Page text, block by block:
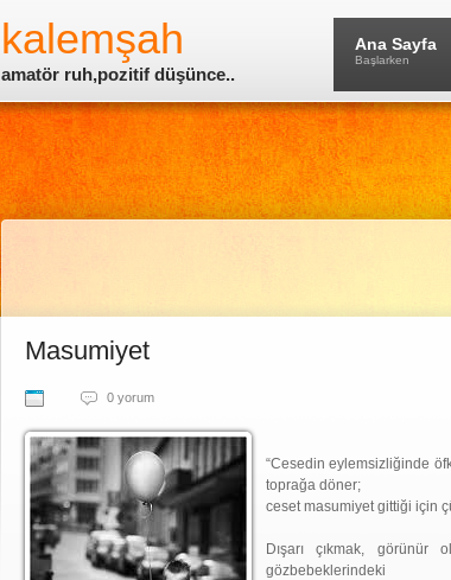
kalemşah
amatör ruh,pozitif düşünce..
Ana Sayfa
Başlarken
Masumiyet
0 yorum
“Cesedin eylemsizliğinde
toprağa döner;
ceset masumiyet gittiği için
Dışarı çıkmak, görünür
gözbebeklerindeki